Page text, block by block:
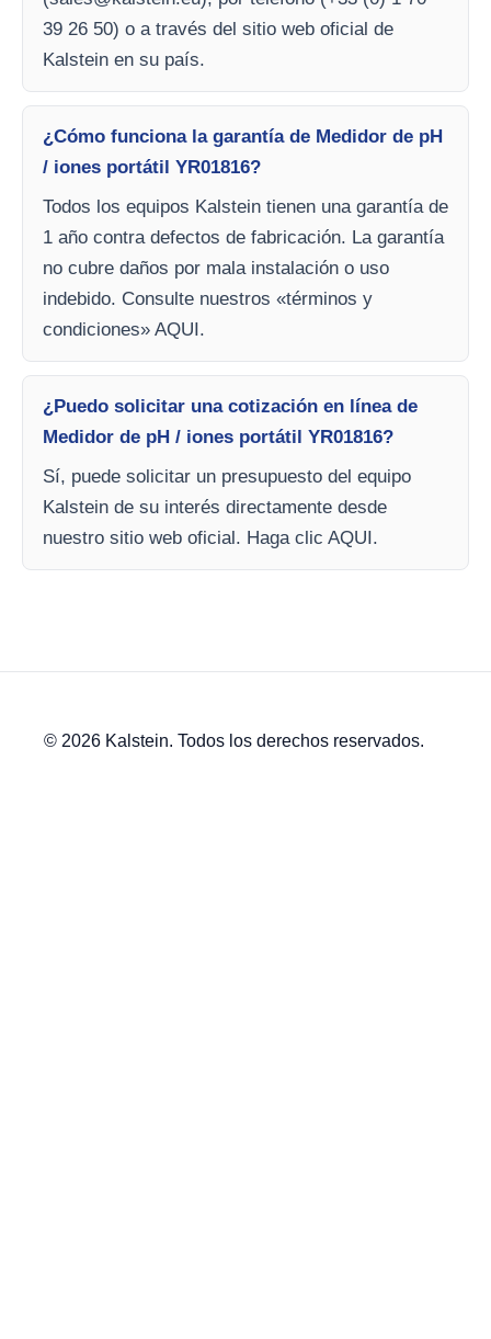
39 26 50) o a través del sitio web oficial de
Kalstein en su país.
¿Cómo funciona la garantía de Medidor de pH
/ iones portátil YR01816?
Todos los equipos Kalstein tienen una garantía de
1 año contra defectos de fabricación. La garantía
no cubre daños por mala instalación o uso
indebido. Consulte nuestros «términos y
condiciones» AQUI.
¿Puedo solicitar una cotización en línea de
Medidor de pH / iones portátil YR01816?
Sí, puede solicitar un presupuesto del equipo
Kalstein de su interés directamente desde
nuestro sitio web oficial. Haga clic AQUI.
© 2026 Kalstein. Todos los derechos reservados.